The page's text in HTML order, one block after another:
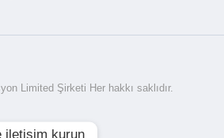
Limited Şirketi Her hakkı saklıdır.
iletişim kurun